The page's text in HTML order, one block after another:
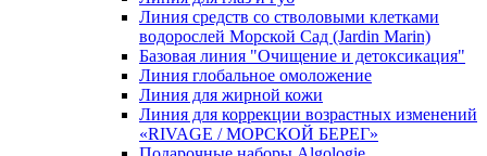
Линия средств со стволовыми клетками
водорослей Морской Сад (Jardin Marin)
Базовая линия "Очищение и детоксикация"
Линия глобальное омоложение
Линия для жирной кожи
Линия для коррекции возрастных изменений
«RIVAGE / МОРСКОЙ БЕРЕГ»